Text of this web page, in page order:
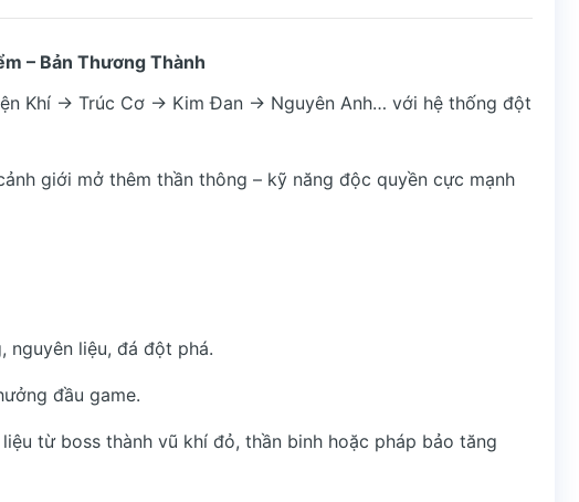
– Bản Thương Thành
Khí → Trúc Cơ → Kim Đan → Nguyên Anh… với hệ thống đột
giới mở thêm thần thông – kỹ năng độc quyền cực mạnh
nguyên liệu, đá đột phá.
đầu game.
liệu từ boss thành vũ khí đỏ, thần binh hoặc pháp bảo tăng